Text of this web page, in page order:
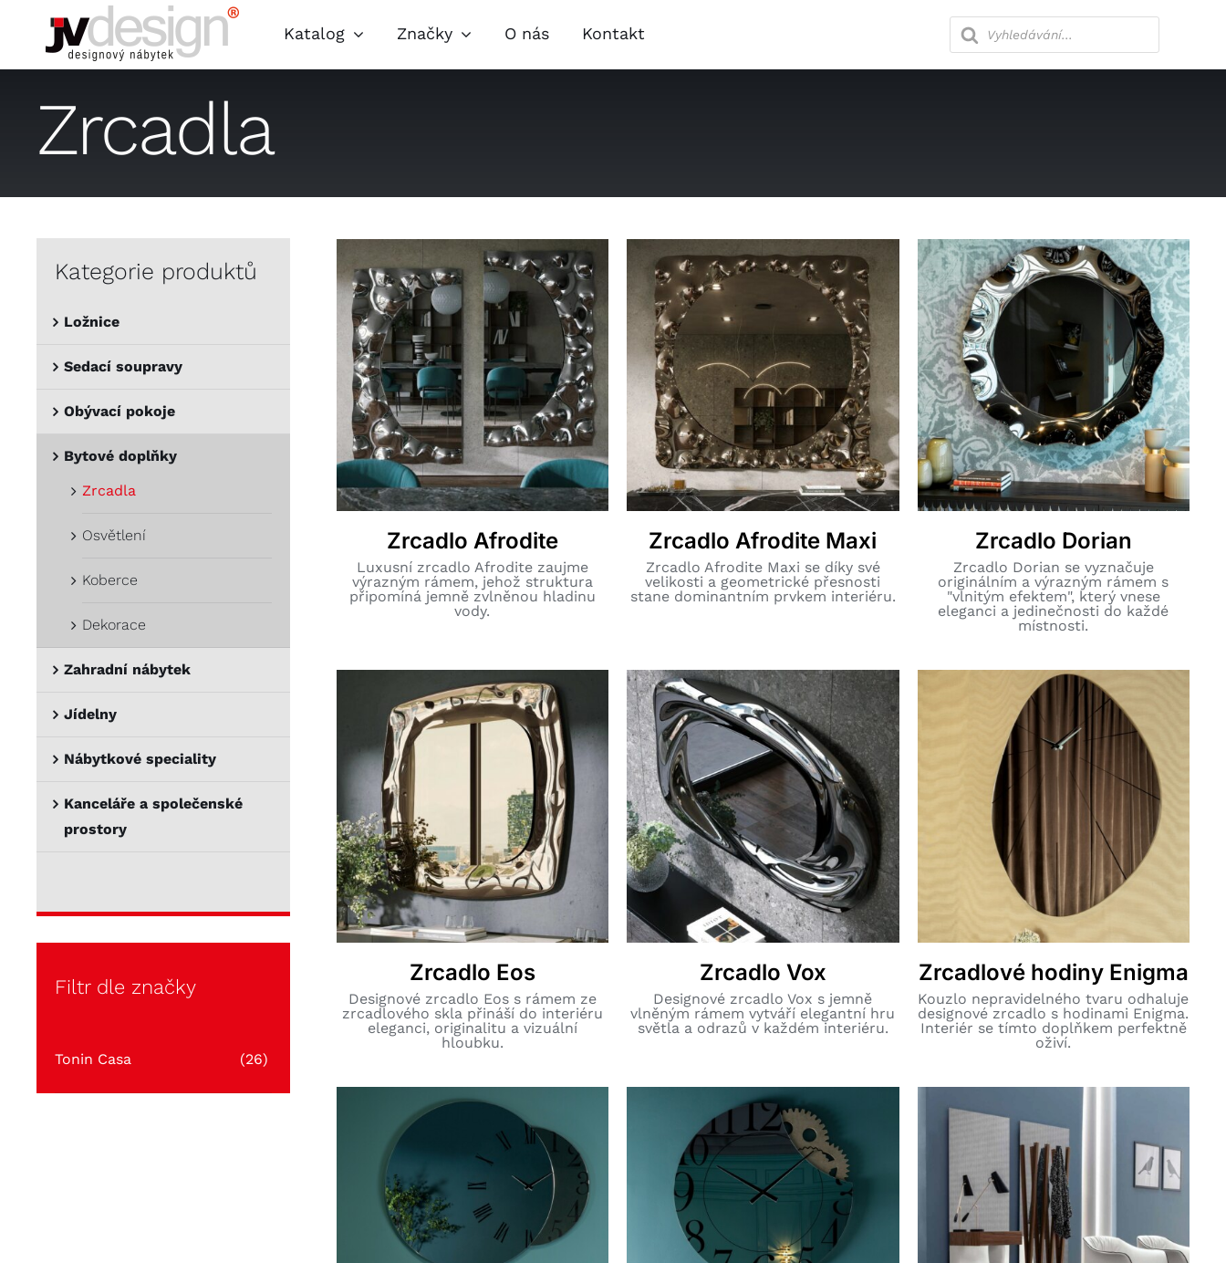
Katalog
speciality
Značky O nás Kontakt
Products
search
Zrcadla
Kategorie produktů
Ložnice
Sedací soupravy
Obývací pokoje
Bytové doplňky
Zrcadla
Osvětlení
Koberce
Dekorace
Zahradní nábytek
Jídelny
Nábytkové speciality
Kanceláře a společenské
prostory
Filtr dle značky
Tonin Casa (26)
Zrcadlo Afrodite
Luxusní zrcadlo Afrodite zaujme
výrazným rámem, jehož struktura
připomíná jemně zvlněnou hladinu
vody.
Zrcadlo Afrodite Maxi
Zrcadlo Afrodite Maxi se díky své
velikosti a geometrické přesnosti
stane dominantním prvkem interiéru.
Zrcadlo Dorian
Zrcadlo Dorian se vyznačuje
originálním a výrazným rámem s
"vlnitým efektem", který vnese
eleganci a jedinečnosti do každé
místnosti.
Zrcadlo Eos
Designové zrcadlo Eos s rámem ze
zrcadlového skla přináší do interiéru
eleganci, originalitu a vizuální
hloubku.
Zrcadlo Vox
Designové zrcadlo Vox s jemně
vlněným rámem vytváří elegantní hru
světla a odrazů v každém interiéru.
Zrcadlové hodiny Enigma
Kouzlo nepravidelného tvaru odhaluje
designové zrcadlo s hodinami Enigma.
Interiér se tímto doplňkem perfektně
oživí.